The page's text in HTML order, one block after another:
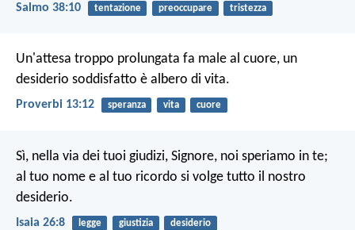
Salmo 38:10 tentazione preoccupare tristezza
Un'attesa troppo prolungata fa male al cuore, un
desiderio soddisfatto è albero di vita.
Proverbi 13:12 speranza vita cuore
Sì, nella via dei tuoi giudizi, Signore, noi speriamo in te;
al tuo nome e al tuo ricordo si volge tutto il nostro
desiderio.
Isaia 26:8 legge giustizia desiderio